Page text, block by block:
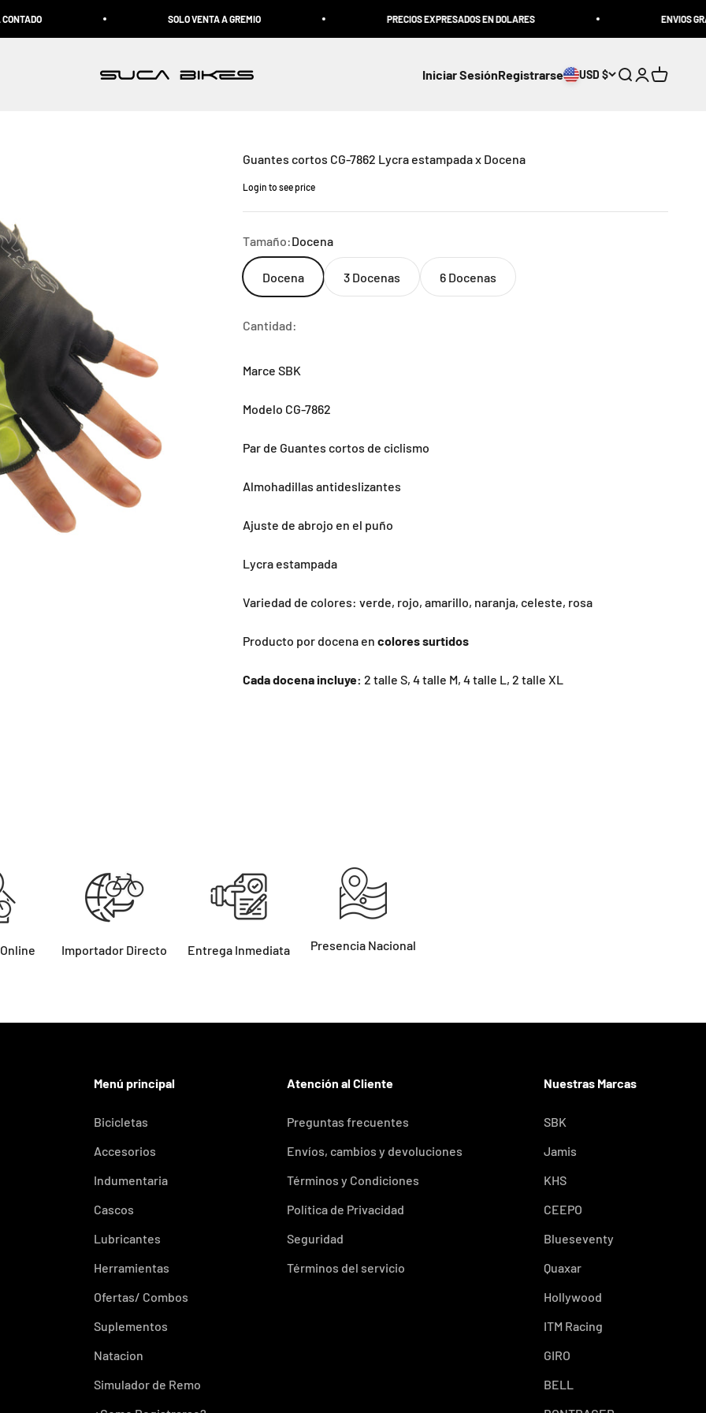
SOLO VENTA A GREMIO PRECIOS EXPRESADOS EN DOLARES ENVIOS GRATIS
Suca Bikes Iniciar SesiónRegistrarse USD $ Abrir búsqueda
Abrir página
Abrir
Guantes cortos CG-7862 Lycra estampada x Docena
Precio de oferta
Login to see price
Tamaño:Docena
Docena 3 Docenas 6 Docenas
Cantidad:
Marce SBK
Modelo CG-7862
Par de Guantes cortos de ciclismo
Almohadillas antideslizantes
Ajuste de abrojo en el puño
Lycra estampada
Variedad de colores: verde, rojo, amarillo, naranja, celeste, rosa
Producto por docena en colores surtidos
Cada docena incluye: 2 talle S, 4 talle M, 4 talle L, 2 talle XL
Importador Directo Entrega Inmediata Presencia Nacional
Menú principal
Bicicletas
Accesorios
Indumentaria
Cascos
Lubricantes
Herramientas
Ofertas/ Combos
Suplementos
Natacion
Simulador de Remo
Atención al Cliente
Preguntas frecuentes
Envíos, cambios y devoluciones
Términos y Condiciones
Política de Privacidad
Seguridad
Términos del servicio
Nuestras Marcas
SBK
Jamis
KHS
CEEPO
Blueseventy
Quaxar
Hollywood
ITM Racing
GIRO
BELL